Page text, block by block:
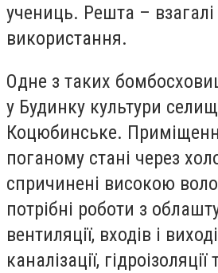
учениць. Решта –
використання.
Одне з таких
у Будинку культури
Коцюбинське.
поганому стані через
спричинені високою
потрібні роботи з
вентиляції, входів і
каналізації,